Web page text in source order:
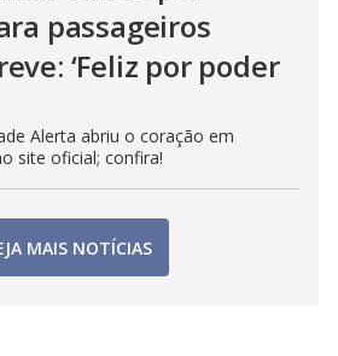
passageiros
‘Feliz por poder
Alerta abriu o coração em
site oficial; confira!
MAIS NOTÍCIAS